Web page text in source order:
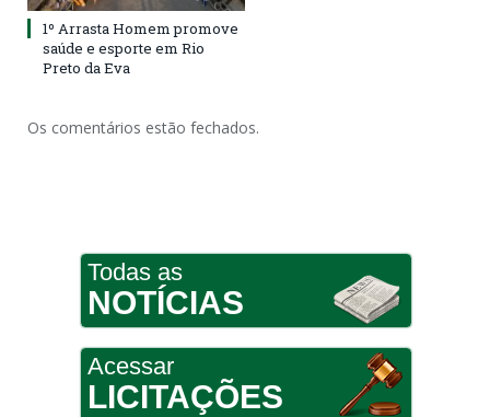
1º Arrasta Homem promove
saúde e esporte em Rio
Preto da Eva
Os comentários estão fechados.
Todas as
NOTÍCIAS
Acessar
LICITAÇÕES